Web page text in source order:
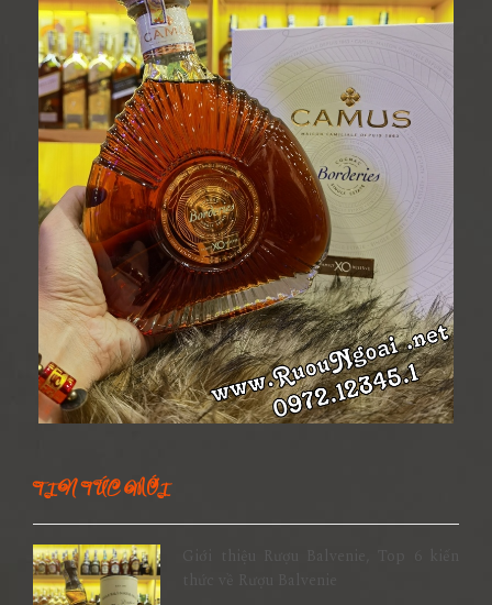
TIN TỨC MỚI